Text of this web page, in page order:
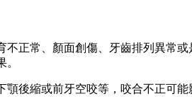
正常、顏面創傷、牙齒排列異常
後縮或前牙空咬等，咬合不正可